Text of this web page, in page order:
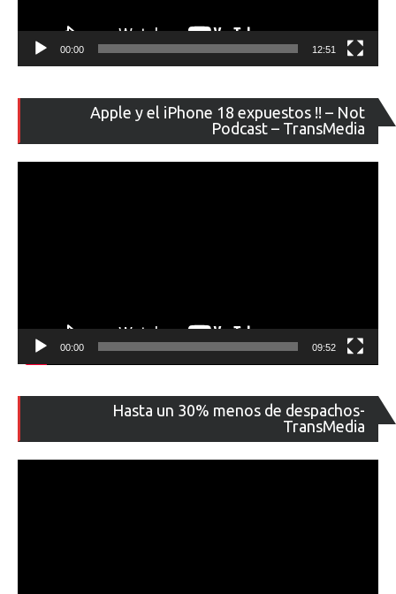
00:00 12:51
Apple y el iPhone 18 expuestos !! – Not
Podcast – TransMedia
de
00:00 09:52
Hasta un 30% menos de despachos-
TransMedia
de